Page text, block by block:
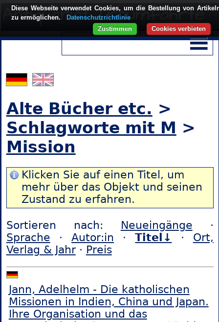
Alte Bücher etc. >
Schlagworte mit M >
Mission
Klicken Sie auf einen Titel, um
mehr über das Objekt und seinen
Zustand zu erfahren.
Sortieren nach: Neueingänge ·
Sprache ·Autor:in ·Titel↓ · Ort,
Verlag & Jahr· Preis
Jann, Adelhelm - Die katholischen
Missionen in Indien, China und Japan.
Ihre Organisation und das
Diese Webseite verwendet Cookies, um die Bestellung von
zu ermöglichen.
Datenschutzrichtlinie
Cookies verbieten
Zustimmen